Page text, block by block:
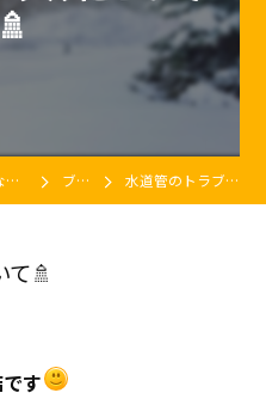
札幌でリフォーム業者をお探しなら株式会社ナオキ工務店 ブログ 水道管のトラブルについて🚿
🚿
す